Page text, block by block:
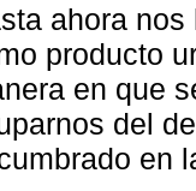
ahora
producto
en que
del
en